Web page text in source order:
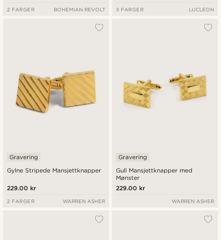
2 FARGER BOHEMIAN REVOLT 3 FARGER LUCLEON
Gylne Stripede Mansjettknapper
Gravering
229.00 kr
2 FARGER WARREN ASHER
Gull Mansjettknapper med
Mønster
Gravering
229.00 kr
WARREN ASHER